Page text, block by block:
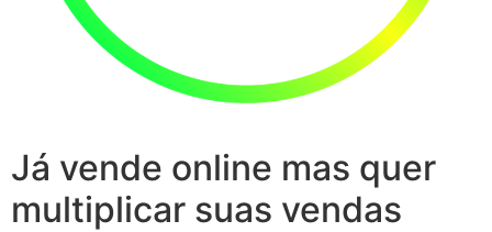
Já vende online mas quer
multiplicar suas vendas